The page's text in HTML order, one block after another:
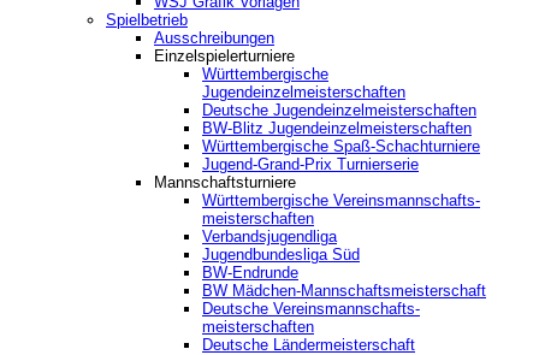
Spielbetrieb
Ausschreibungen
Einzelspielerturniere
Württembergische
Jugendeinzelmeisterschaften
Deutsche Jugendeinzelmeisterschaften
BW-Blitz Jugendeinzelmeisterschaften
Württembergische Spaß-Schachturniere
Jugend-Grand-Prix Turnierserie
Mannschaftsturniere
Württembergische Vereinsmannschafts-
meisterschaften
Verbandsjugendliga
Jugendbundesliga Süd
BW-Endrunde
BW Mädchen-Mannschaftsmeisterschaft
Deutsche Vereinsmannschafts-
meisterschaften
Deutsche Ländermeisterschaft